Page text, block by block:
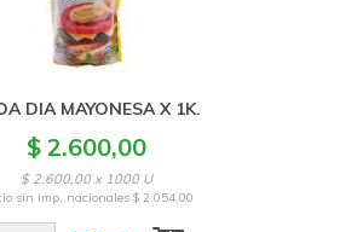
DIA MAYONESA X 1K.
$ 2.600,00
$ 2.600,00 x 1000 U
sin imp. nacionales$ 2.054,00